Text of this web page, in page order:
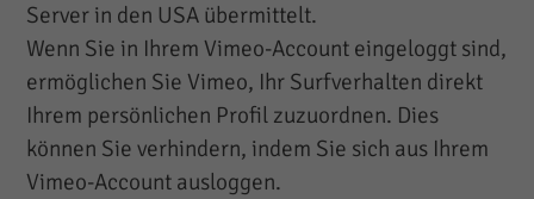
Server in den USA übermittelt.
Wenn Sie in Ihrem Vimeo-Account eingeloggt sind,
ermöglichen Sie Vimeo, Ihr Surfverhalten direkt
Ihrem persönlichen Profil zuzuordnen. Dies
können Sie verhindern, indem Sie sich aus Ihrem
Vimeo-Account ausloggen.